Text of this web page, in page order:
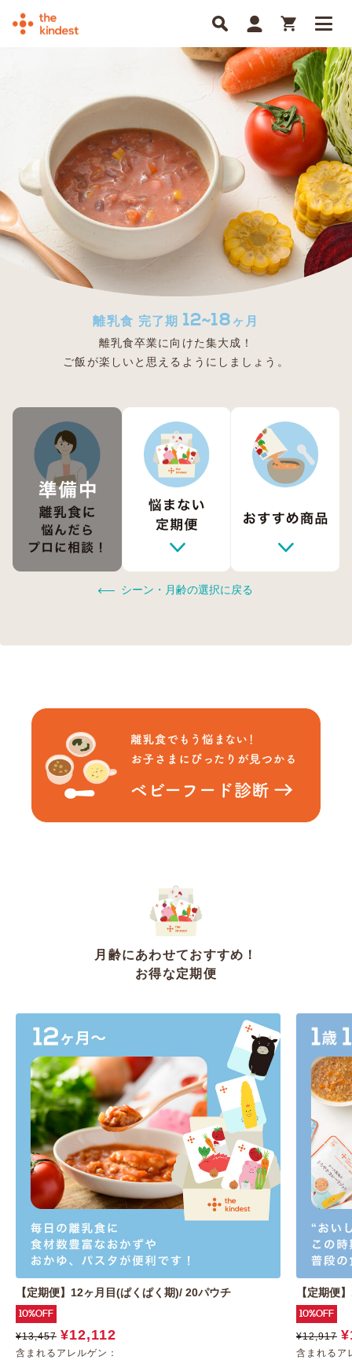
離乳食 完了期 12~18 ヶ月
離乳食卒業に向けた集大成！
ご飯が楽しいと思えるようにしましょう。
シーン・月齢の選択に戻る
月齢にあわせておすすめ！
お得な定期便
【定期便】12ヶ月目(ぱくぱく期)/ 20パウチ
10%OFF
¥13,457 ¥12,112
含まれるアレルゲン：
【定期便
10%OFF
¥12,917
含まれるア